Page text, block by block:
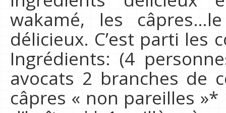
wakamé, les
délicieux. C’est parti les
Ingrédients: (4
avocats 2 branches de
câpres « non pareilles